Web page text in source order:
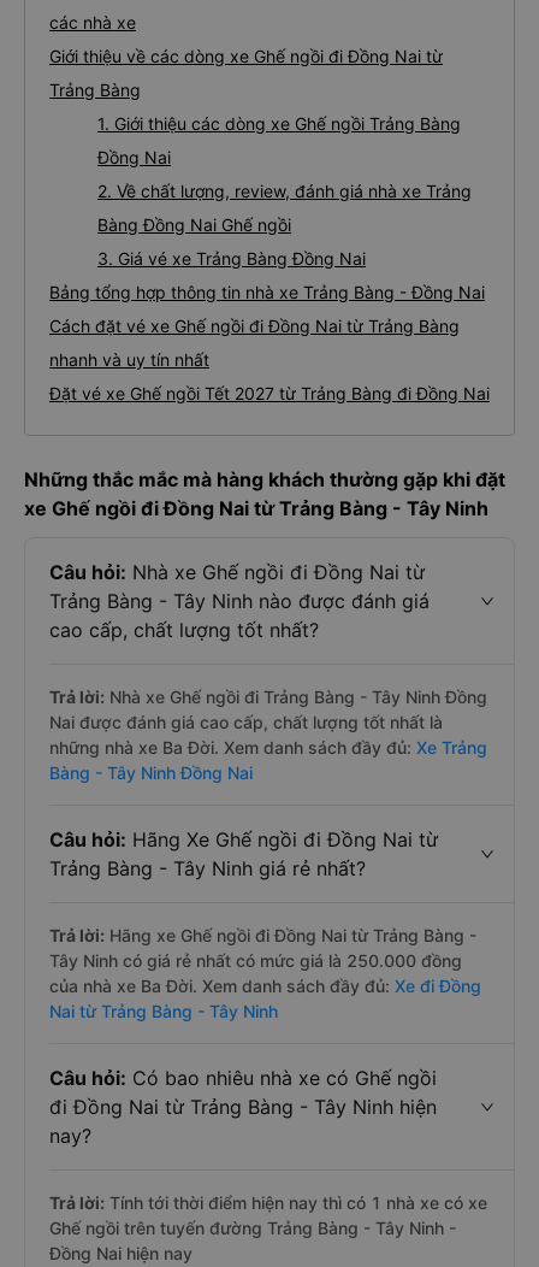
các nhà xe
Giới thiệu về các dòng xe Ghế ngồi đi Đồng Nai từ
Trảng Bàng
1. Giới thiệu các dòng xe Ghế ngồi Trảng Bàng
Đồng Nai
2. Về chất lượng, review, đánh giá nhà xe Trảng
Bàng Đồng Nai Ghế ngồi
3. Giá vé xe Trảng Bàng Đồng Nai
Bảng tổng hợp thông tin nhà xe Trảng Bàng - Đồng Nai
Cách đặt vé xe Ghế ngồi đi Đồng Nai từ Trảng Bàng
nhanh và uy tín nhất
Đặt vé xe Ghế ngồi Tết 2027 từ Trảng Bàng đi Đồng Nai
Những thắc mắc mà hàng khách thường gặp khi đặt
xe Ghế ngồi đi Đồng Nai từ Trảng Bàng - Tây Ninh
Câu hỏi: Nhà xe Ghế ngồi đi Đồng Nai từ
Trảng Bàng - Tây Ninh nào được đánh giá
cao cấp, chất lượng tốt nhất?
Trả lời: Nhà xe Ghế ngồi đi Trảng Bàng - Tây Ninh Đồng
Nai được đánh giá cao cấp, chất lượng tốt nhất là
những nhà xe Ba Đời. Xem danh sách đầy đủ: Xe Trảng
Bàng - Tây Ninh Đồng Nai
Câu hỏi: Hãng Xe Ghế ngồi đi Đồng Nai từ
Trảng Bàng - Tây Ninh giá rẻ nhất?
Trả lời: Hãng xe Ghế ngồi đi Đồng Nai từ Trảng Bàng -
Tây Ninh có giá rẻ nhất có mức giá là 250.000 đồng
của nhà xe Ba Đời. Xem danh sách đầy đủ: Xe đi Đồng
Nai từ Trảng Bàng - Tây Ninh
Câu hỏi: Có bao nhiêu nhà xe có Ghế ngồi
đi Đồng Nai từ Trảng Bàng - Tây Ninh hiện
nay?
Trả lời: Tính tới thời điểm hiện nay thì có 1 nhà xe có xe
Ghế ngồi trên tuyến đường Trảng Bàng - Tây Ninh -
Đồng Nai hiện nay